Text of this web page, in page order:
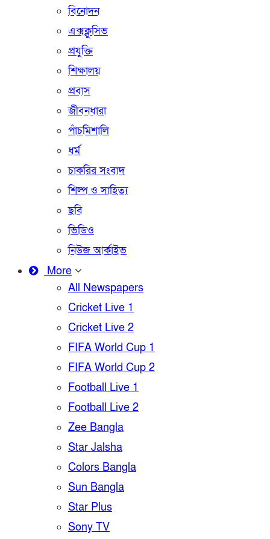
বিনোদন
এক্সক্লুসিভ
প্রযুক্তি
শিক্ষালয়
প্রবাস
জীবনধারা
পাঁচমিশালি
ধর্ম
চাকরির সংবাদ
শিল্প ও সাহিত্য
ছবি
ভিডিও
নিউজ আর্কাইভ
More
All Newspapers
Cricket Live 1
Cricket Live 2
FIFA World Cup 1
FIFA World Cup 2
Football Live 1
Football Live 2
Zee Bangla
Star Jalsha
Colors Bangla
Sun Bangla
Star Plus
Sony TV